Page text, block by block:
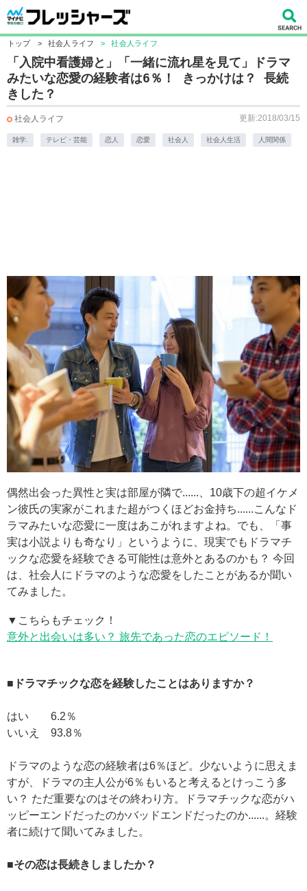
トップ > 社会人ライフ > 社会人ライフ
「入院中看護婦と」「一緒に流れ星を見て」ドラマ
みたいな恋愛の経験者は6％！ きっかけは？ 長続
きした？
社会人ライフ 更新:2018/03/15
雑学. テレビ・芸能 恋人 恋愛 社会人 社会人生活 人間関係
偶然出会った異性と実は部屋が隣で......、10歳下の超イケメ
ン彼氏の実家がこれまた超がつくほどお金持ち......こんなド
ラマみたいな恋愛に一度はあこがれますよね。でも、「事
実は小説よりも奇なり」というように、現実でもドラマチ
ックな恋愛を経験できる可能性は意外とあるのかも？ 今回
は、社会人にドラマのような恋愛をしたことがあるか聞い
てみました。
▼こちらもチェック！
意外と出会いは多い？ 旅先であった恋のエピソード！
■ドラマチックな恋を経験したことはありますか？
はい 6.2％
いいえ 93.8％
ドラマのような恋の経験者は6％ほど。少ないように思えま
すが、ドラマの主人公が6％もいると考えるとけっこう多
い？ ただ重要なのはその終わり方。ドラマチックな恋がハ
ッピーエンドだったのかバッドエンドだったのか......。経験
者に続けて聞いてみました。
■その恋は長続きしましたか？